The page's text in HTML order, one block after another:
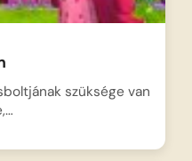
szüksége van